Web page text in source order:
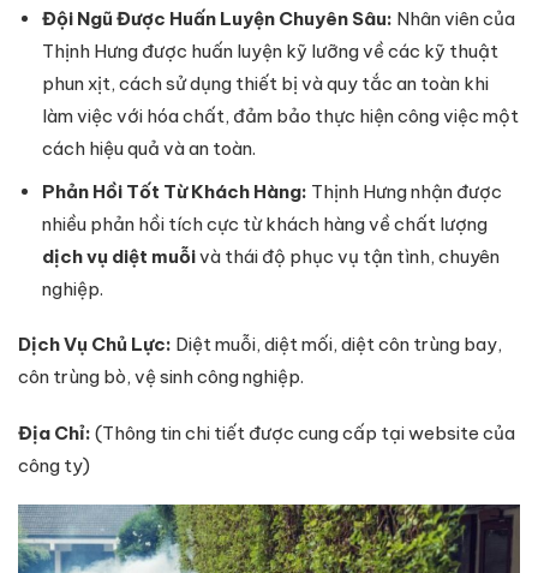
Đội Ngũ Được Huấn Luyện Chuyên Sâu: Nhân viên của
Thịnh Hưng được huấn luyện kỹ lưỡng về các kỹ thuật
phun xịt, cách sử dụng thiết bị và quy tắc an toàn khi
làm việc với hóa chất, đảm bảo thực hiện công việc một
cách hiệu quả và an toàn.
Phản Hồi Tốt Từ Khách Hàng: Thịnh Hưng nhận được
nhiều phản hồi tích cực từ khách hàng về chất lượng
dịch vụ diệt muỗivà thái độ phục vụ tận tình, chuyên
nghiệp.
Dịch Vụ Chủ Lực: Diệt muỗi, diệt mối, diệt côn trùng bay,
côn trùng bò, vệ sinh công nghiệp.
Địa Chỉ: (Thông tin chi tiết được cung cấp tại website của
công ty)